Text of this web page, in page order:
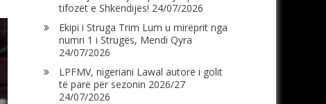
tifozët e Shkëndijës! 24/07/2026
Ekipi i Struga Trim Lum u mirëprit nga
numri 1 i Strugës, Mendi Qyra
24/07/2026
LPFMV, nigeriani Lawal autorë i golit
të parë për sezonin 2026/27
24/07/2026